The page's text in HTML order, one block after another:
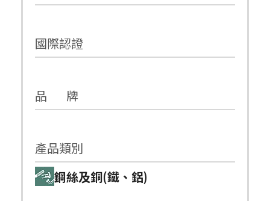
國際認證
品 牌
產品類別
鋼絲及銅(鐵、鋁)